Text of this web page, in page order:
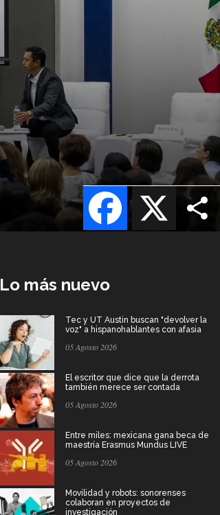
X
Facebook
Lo más nuevo
Tec y UT Austin buscan "devolver la
voz" a hispanohablantes con afasia
05 Agosto 2026
El escritor que dice que la derrota
también merece ser contada
05 Agosto 2026
Entre miles: mexicana gana beca de
maestría Erasmus Mundus LIVE
05 Agosto 2026
Movilidad y robots: sonorenses
colaboran en proyectos de
investigación